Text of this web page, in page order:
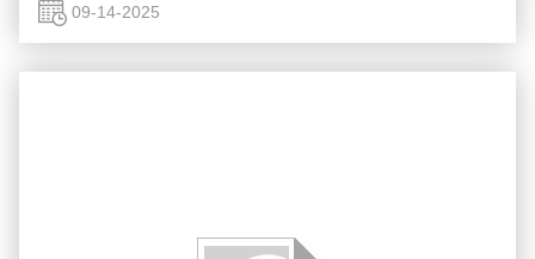
...
09-14-2025